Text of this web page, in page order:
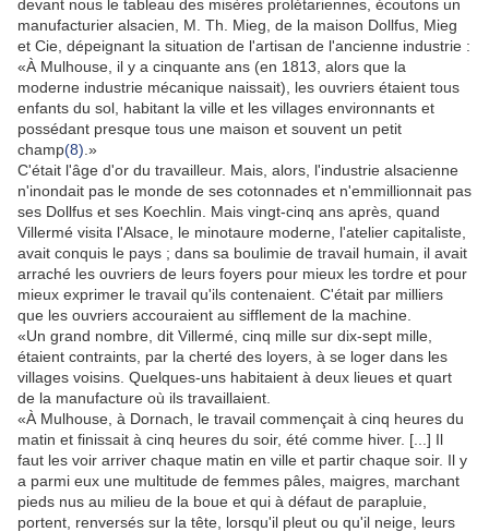
devant nous le tableau des misères prolétariennes, écoutons un
manufacturier alsacien, M. Th. Mieg, de la maison Dollfus, Mieg
et Cie, dépeignant la situation de l'artisan de l'ancienne industrie :
«À Mulhouse, il y a cinquante ans (en 1813, alors que la
moderne industrie mécanique naissait), les ouvriers étaient tous
enfants du sol, habitant la ville et les villages environnants et
possédant presque tous une maison et souvent un petit
champ(8) .»
C'était l'âge d'or du travailleur. Mais, alors, l'industrie alsacienne
n'inondait pas le monde de ses cotonnades et n'emmillionnait pas
ses Dollfus et ses Koechlin. Mais vingt-cinq ans après, quand
Villermé visita l'Alsace, le minotaure moderne, l'atelier capitaliste,
avait conquis le pays ; dans sa boulimie de travail humain, il avait
arraché les ouvriers de leurs foyers pour mieux les tordre et pour
mieux exprimer le travail qu'ils contenaient. C'était par milliers
que les ouvriers accouraient au sifflement de la machine.
«Un grand nombre, dit Villermé, cinq mille sur dix-sept mille,
étaient contraints, par la cherté des loyers, à se loger dans les
villages voisins. Quelques-uns habitaient à deux lieues et quart
de la manufacture où ils travaillaient.
«À Mulhouse, à Dornach, le travail commençait à cinq heures du
matin et finissait à cinq heures du soir, été comme hiver. [...] Il
faut les voir arriver chaque matin en ville et partir chaque soir. Il y
a parmi eux une multitude de femmes pâles, maigres, marchant
pieds nus au milieu de la boue et qui à défaut de parapluie,
portent, renversés sur la tête, lorsqu'il pleut ou qu'il neige, leurs